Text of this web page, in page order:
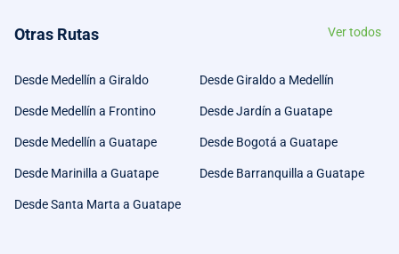
Otras Rutas Ver todos
Desde Medellín a Giraldo Desde Giraldo a Medellín
Desde Medellín a Frontino Desde Jardín a Guatape
Desde Medellín a Guatape Desde Bogotá a Guatape
Desde Marinilla a Guatape Desde Barranquilla a Guatape
Desde Santa Marta a Guatape